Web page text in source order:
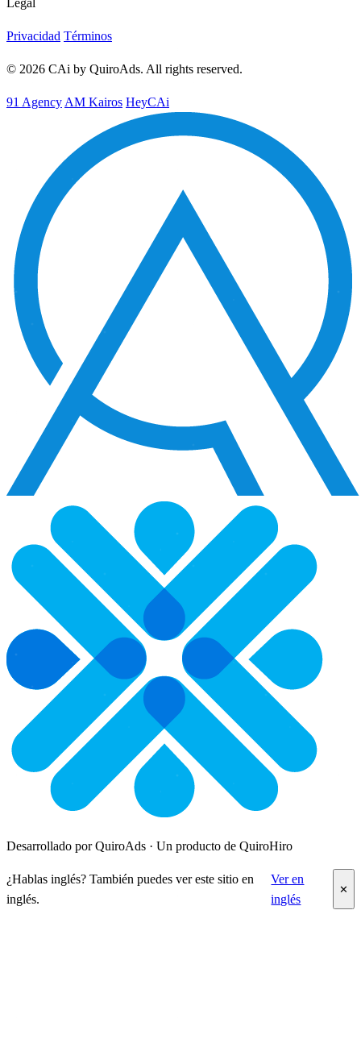
Legal
Privacidad Términos
© 2026 CAi by QuiroAds. All rights reserved.
91 Agency AM Kairos HeyCAi
Desarrollado por QuiroAds · Un producto de QuiroHiro
¿Hablas inglés? También puedes ver este sitio en
inglés.
Ver en
inglés
✕